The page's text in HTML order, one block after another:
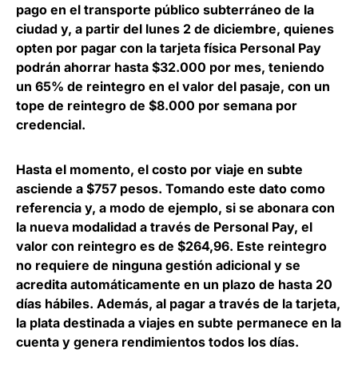
pago en el transporte público subterráneo de la
ciudad y, a partir del lunes 2 de diciembre, quienes
opten por pagar con la tarjeta física Personal Pay
podrán ahorrar hasta $32.000 por mes, teniendo
un 65% de reintegro en el valor del pasaje, con un
tope de reintegro de $8.000 por semana por
credencial.
Hasta el momento, el costo por viaje en subte
asciende a $757 pesos. Tomando este dato como
referencia y, a modo de ejemplo, si se abonara con
la nueva modalidad a través de Personal Pay, el
valor con reintegro es de $264,96. Este reintegro
no requiere de ninguna gestión adicional y se
acredita automáticamente en un plazo de hasta 20
días hábiles. Además, al pagar a través de la tarjeta,
la plata destinada a viajes en subte permanece en la
cuenta y genera rendimientos todos los días.